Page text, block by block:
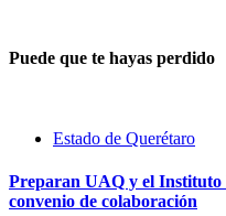
Puede que te hayas perdido
Estado de Querétaro
Preparan UAQ y el Instituto
convenio de colaboración